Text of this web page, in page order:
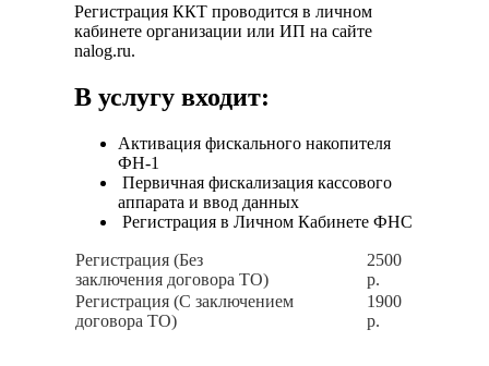
Регистрация ККТ проводится в личном
кабинете организации или ИП на сайте
nalog.ru.
В услугу входит:
Активация фискального накопителя
ФН-1
Первичная фискализация кассового
аппарата и ввод данных
Регистрация в Личном Кабинете ФНС
Регистрация (Без
заключения договора ТО)
2500
р.
Регистрация (С заключением
договора ТО)
1900
р.